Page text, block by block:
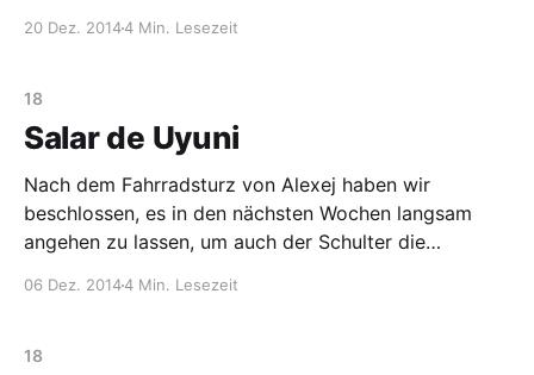
dazu noch einen
20 Dez. 20144 Min. Lesezeit
18
Salar de Uyuni
Nach dem Fahrradsturz von Alexej haben wir
beschlossen, es in den nächsten Wochen langsam
angehen zu lassen, um auch der Schulter die
Salzwüste von Uyuni und Umgebung. Doch
06 Dez. 20144 Min. Lesezeit
18